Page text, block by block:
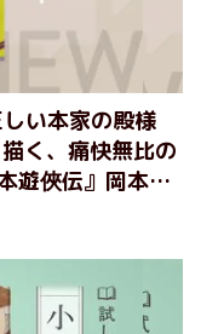
い本家の殿様
く、痛快無比の
遊俠伝』岡本さ